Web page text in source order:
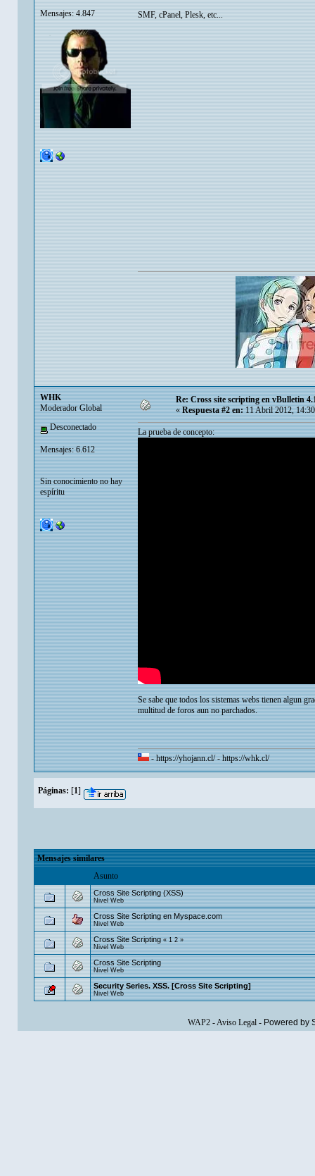
Mensajes: 4.847 SMF, cPanel, Plesk, etc...
WHK
Moderador Global
Desconectado
Mensajes: 6.612
Sin conocimiento no hay
espíritu
Re: Cross site scripting en vBulletin
«Respuesta #2 en:11 Abril 2012,
La prueba de concepto:
Se sabe que todos los sistemas webs tienen algun
multitud de foros aun no parchados.
-https://yhojann.cl/-https://whk.cl/
Páginas: [1]
Mensajes similares
Asunto
Cross Site Scripting (XSS)
Nivel Web
Cross Site Scripting en Myspace.com
Nivel Web
Cross Site Scripting «1 2»
Nivel Web
Cross Site Scripting
Nivel Web
Security Series. XSS. [Cross Site Scripting]
Nivel Web
WAP2-Aviso Legal- Powered by